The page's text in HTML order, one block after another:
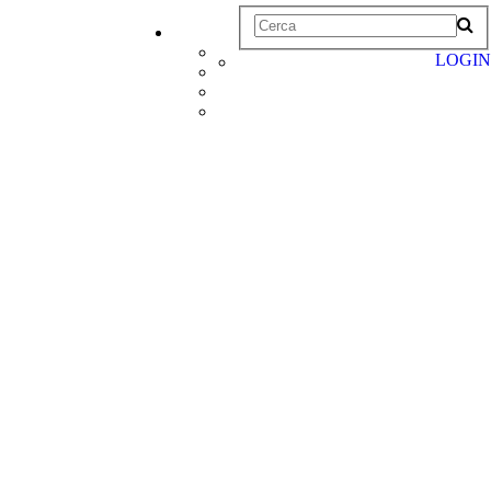
LOGIN